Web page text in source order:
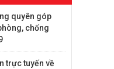
quyên góp
chống
trực tuyến về